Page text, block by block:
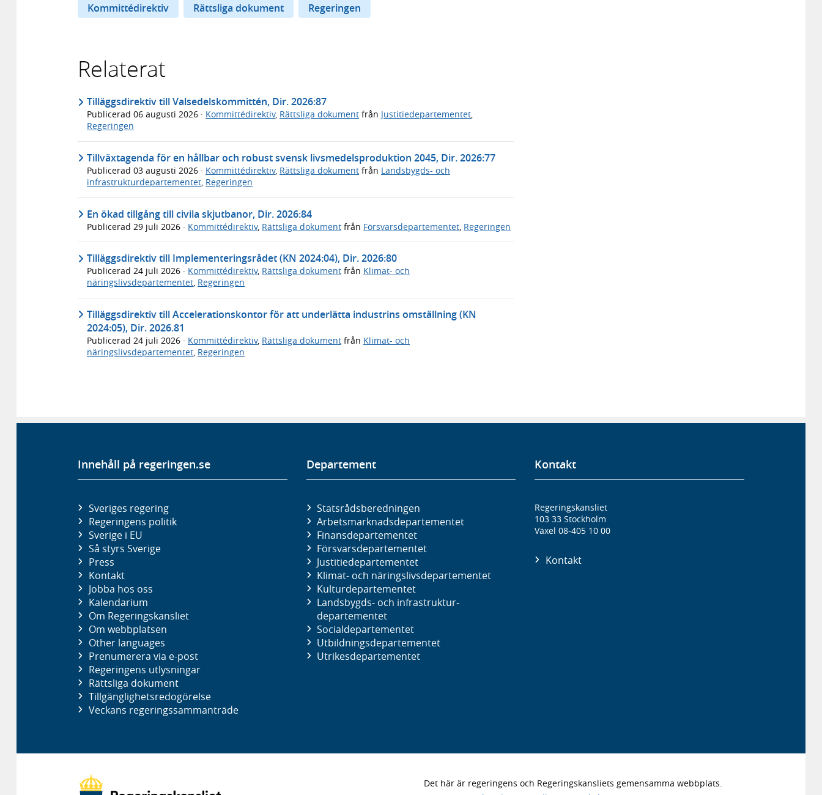
Kommittédirektiv Rättsliga dokument Regeringen
Relaterat
Tilläggsdirektiv till Valsedelskommittén, Dir. 2026:87
Publicerad 06 augusti 2026 · Kommittédirektiv, Rättsliga dokument från Justitiedepartementet,
Regeringen
Tillväxtagenda för en hållbar och robust svensk livsmedelsproduktion 2045, Dir. 2026:77
Publicerad 03 augusti 2026 · Kommittédirektiv, Rättsliga dokument från Landsbygds- och
infrastrukturdepartementet, Regeringen
En ökad tillgång till civila skjutbanor, Dir. 2026:84
Publicerad 29 juli 2026 · Kommittédirektiv, Rättsliga dokument från Försvarsdepartementet Regeringen
Tilläggsdirektiv till Implementeringsrådet (KN 2024:04), Dir. 2026:80
Publicerad 24 juli 2026 · Kommittédirektiv, Rättsliga dokument från Klimat- och
näringslivsdepartementet, Regeringen
Tilläggsdirektiv till Accelerationskontor för att underlätta industrins omställning (KN
2024:05), Dir. 2026.81
Publicerad 24 juli 2026 · Kommittédirektiv, Rättsliga dokument från Klimat- och
näringslivsdepartementet, Regeringen
Innehåll på regeringen.se
Sveriges regering
Regeringens politik
Sverige i EU
Så styrs Sverige
Press
Kontakt
Jobba hos oss
Kalendarium
Om Regeringskansliet
Om webbplatsen
Other languages
Prenumerera via e-post
Regeringens utlysningar
Rättsliga dokument
Tillgänglighetsredogörelse
Veckans regeringssammanträde
Departement
Statsrådsberedningen
Arbetsmarknads­departementet
Finans­departementet
Försvars­departementet
Justitie­departementet
Klimat- och näringslivs­departementet
Kultur­departementet
Landsbygds- och infrastruktur­
departementet
Social­departementet
Utbildnings­departementet
Utrikes­departementet
Kontakt
Regeringskansliet
103 33 Stockholm
Växel 08-405 10 00
Kontakt
Det här är regeringens och Regeringskansliets gemensamma webbplats.